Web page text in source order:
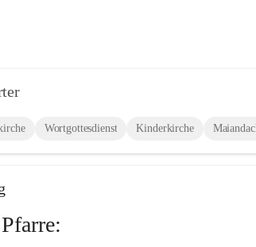
Wortgottesdienst Kinderkirche